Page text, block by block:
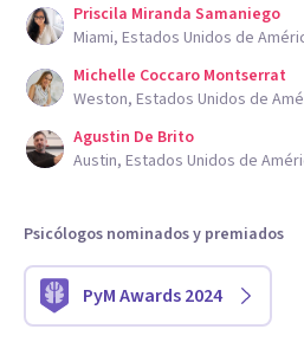
Priscila Miranda Samaniego
Miami, Estados Unidos de
Michelle Coccaro Montserrat
Weston, Estados Unidos de
Agustin De Brito
Austin, Estados Unidos de
Psicólogos nominados y premiados
PyM Awards 2024